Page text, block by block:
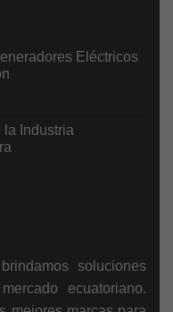
Eléctricos
la Industria
soluciones
ecuatoriano.